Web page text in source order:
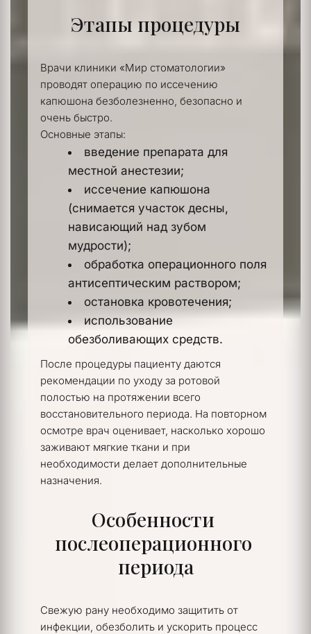
Этапы процедуры
Врачи клиники «Мир стоматологии»
проводят операцию по иссечению
капюшона безболезненно, безопасно и
очень быстро.
Основные этапы:
введение препарата для
местной анестезии;
иссечение капюшона
(снимается участок десны,
нависающий над зубом
мудрости);
обработка операционного поля
антисептическим раствором;
остановка кровотечения;
использование
обезболивающих средств.
После процедуры пациенту даются
рекомендации по уходу за ротовой
полостью на протяжении всего
восстановительного периода. На повторном
осмотре врач оценивает, насколько хорошо
заживают мягкие ткани и при
необходимости делает дополнительные
назначения.
Особенности
послеоперационного
периода
Свежую рану необходимо защитить от
инфекции, обезболить и ускорить процесс